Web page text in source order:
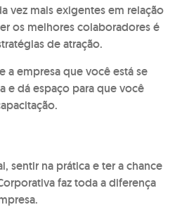
vez mais exigentes em relação
os melhores colaboradores é
de atração.
a empresa que você está se
e dá espaço para que você
sentir na prática e ter a chance
faz toda a diferença